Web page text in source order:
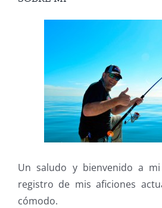
Un saludo y bienvenido a
registro de mis aficiones
cómodo.